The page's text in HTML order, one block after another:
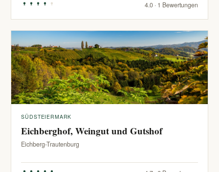
4.0 · 1 Bewertungen
SÜDSTEIERMARK
Eichberghof, Weingut und Gutshof
Eichberg-Trautenburg